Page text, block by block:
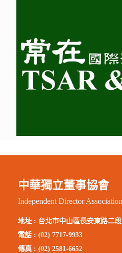
中華獨立董事協會
Independent Director
地址 : 台北市中山區長安東路二
電話 : (02) 7717-9933
傳真 : (02) 2581-6652